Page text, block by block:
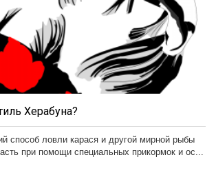
Херабуна?
способ ловли карася и другой мирной рыбы
при помощи специальных прикормок и ос...